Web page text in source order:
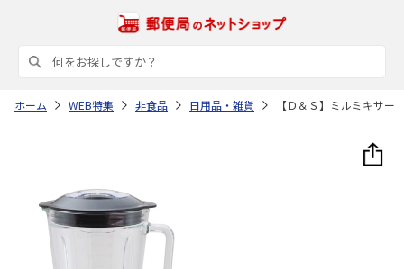
ホーム WEB特集 非食品 日用品・雑貨 【Ｄ＆Ｓ】ミルミキサ